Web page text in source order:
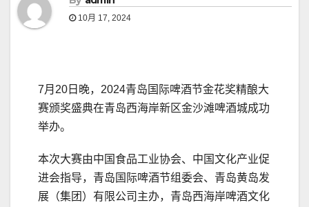
10月 17, 2024
7月20日晚，2024青岛国际啤酒节金花奖精酿大
赛颁奖盛典在青岛西海岸新区金沙滩啤酒城成功
举办。
本次大赛由中国食品工业协会、中国文化产业促
进会指导，青岛国际啤酒节组委会、青岛黄岛发
展（集团）有限公司主办，青岛西海岸啤酒文化